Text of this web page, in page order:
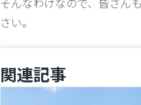
さい。
関連記事